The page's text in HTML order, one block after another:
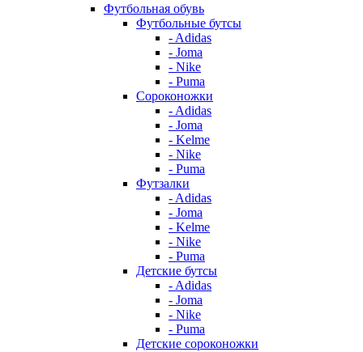
Футбольная обувь
Футбольные бутсы
- Adidas
- Joma
- Nike
- Puma
Сороконожки
- Adidas
- Joma
- Kelme
- Nike
- Puma
Футзалки
- Adidas
- Joma
- Kelme
- Nike
- Puma
Детские бутсы
- Adidas
- Joma
- Nike
- Puma
Детские сороконожки